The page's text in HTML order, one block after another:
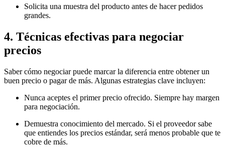
Solicita una muestra del producto antes de hacer pedidos
grandes.
4. Técnicas efectivas para negociar
precios
Saber cómo negociar puede marcar la diferencia entre obtener un
buen precio o pagar de más. Algunas estrategias clave incluyen:
Nunca aceptes el primer precio ofrecido. Siempre hay margen
para negociación.
Demuestra conocimiento del mercado. Si el proveedor sabe
que entiendes los precios estándar, será menos probable que te
cobre de más.